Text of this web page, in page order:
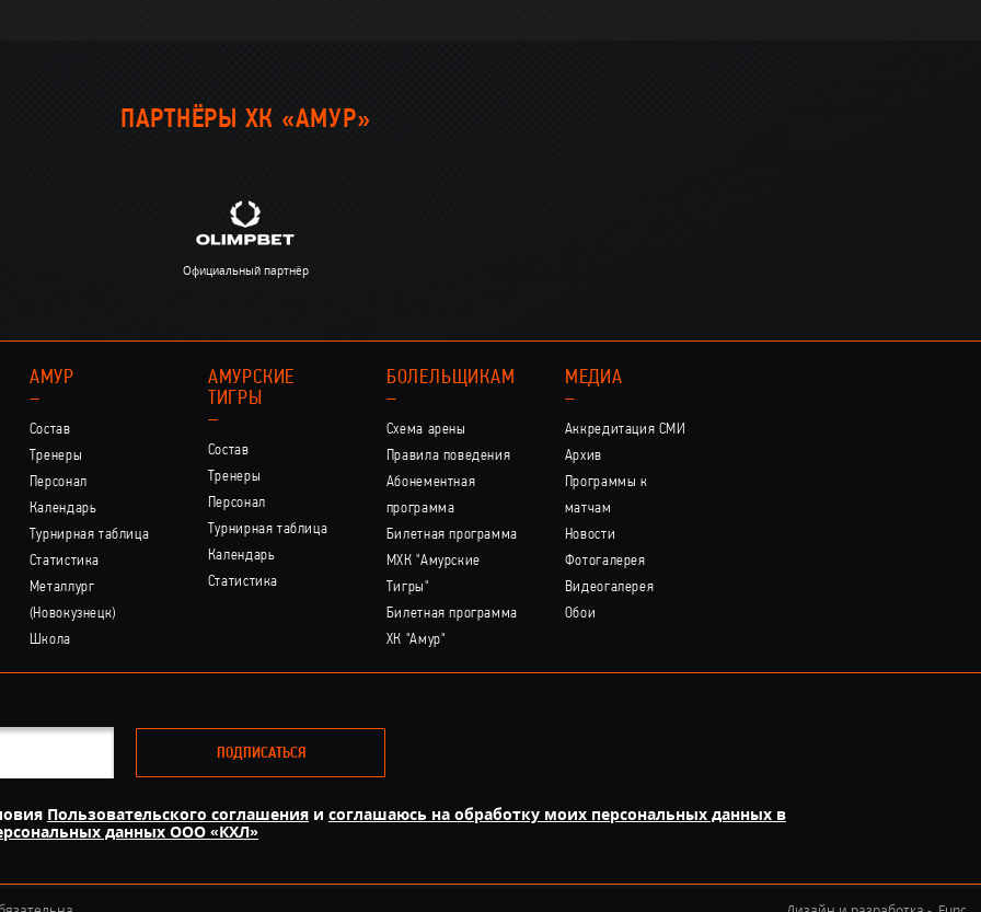
ПАРТНЁРЫ ХК «АМУР»
Официальный партнёр
АМУР
–
Состав
Тренеры
Персонал
Календарь
Турнирная таблица
Статистика
Металлург
(Новокузнецк)
Школа
АМУРСКИЕ
ТИГРЫ
–
Состав
Тренеры
Персонал
Турнирная таблица
Календарь
Статистика
БОЛЕЛЬЩИКАМ
–
Схема арены
Правила поведения
Абонементная
программа
Билетная программа
МХК "Амурские
Тигры"
Билетная программа
ХК "Амур"
МЕДИА
–
Аккредитация СМИ
Архив
Программы к
матчам
Новости
Фотогалерея
Видеогалерея
Обои
ПОДПИСАТЬСЯ
Пользовательского соглашения и соглашаюсь на обработку моих персональных данных в
данных ООО «КХЛ»